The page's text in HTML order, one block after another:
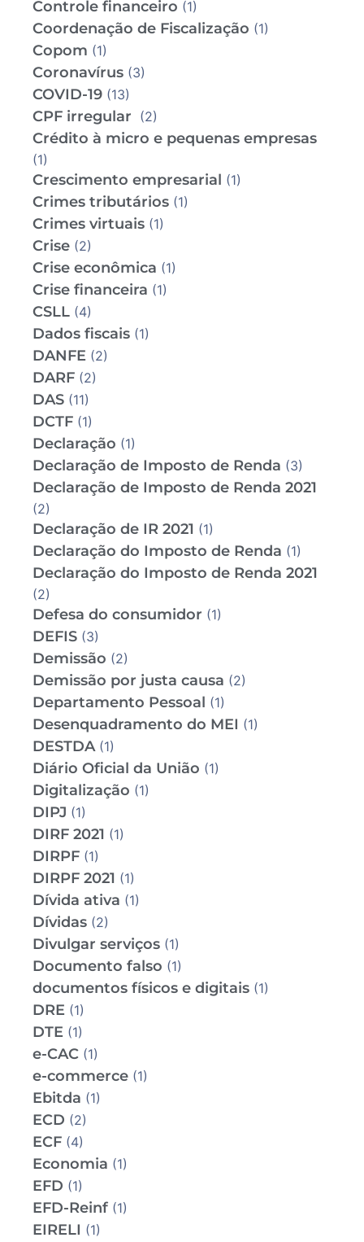
Controle financeiro (1)
Coordenação de Fiscalização (1)
Copom (1)
Coronavírus (3)
COVID-19 (13)
CPF irregular (2)
Crédito à micro e pequenas empresas
(1)
Crescimento empresarial (1)
Crimes tributários (1)
Crimes virtuais (1)
Crise (2)
Crise econômica (1)
Crise financeira (1)
CSLL (4)
Dados fiscais (1)
DANFE (2)
DARF (2)
DAS (11)
DCTF (1)
Declaração (1)
Declaração de Imposto de Renda (3)
Declaração de Imposto de Renda 2021
(2)
Declaração de IR 2021 (1)
Declaração do Imposto de Renda (1)
Declaração do Imposto de Renda 2021
(2)
Defesa do consumidor (1)
DEFIS (3)
Demissão (2)
Demissão por justa causa (2)
Departamento Pessoal (1)
Desenquadramento do MEI (1)
DESTDA(1)
Diário Oficial da União (1)
Digitalização (1)
DIPJ (1)
DIRF 2021 (1)
DIRPF (1)
DIRPF 2021 (1)
Dívida ativa (1)
Dívidas (2)
Divulgar serviços (1)
Documento falso (1)
documentos físicos e digitais (1)
DRE (1)
DTE (1)
e-CAC (1)
e-commerce (1)
Ebitda (1)
ECD (2)
ECF (4)
Economia (1)
EFD (1)
EFD-Reinf (1)
EIRELI (1)